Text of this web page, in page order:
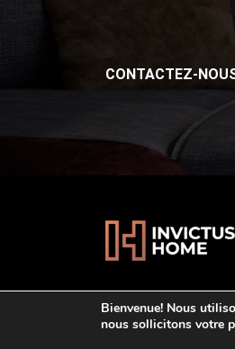
CONTACTEZ-
Bienvenue! Nous
nous sollicitons votre